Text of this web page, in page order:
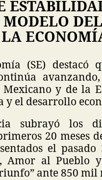
MODELO
(SE) destacó
y de la
el desarrollo
subrayó los
20 meses
el
Amor al
ante 850